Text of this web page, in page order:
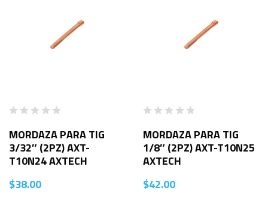
MORDAZA PARA TIG
3/32″ (2PZ) AXT-
T10N24 AXTECH
$38.00
MORDAZA PARA TIG
1/8″ (2PZ) AXT-T10N25
AXTECH
$42.00